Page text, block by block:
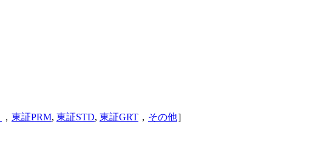
， 東証PRM, 東証STD, 東証GRT ， その他］